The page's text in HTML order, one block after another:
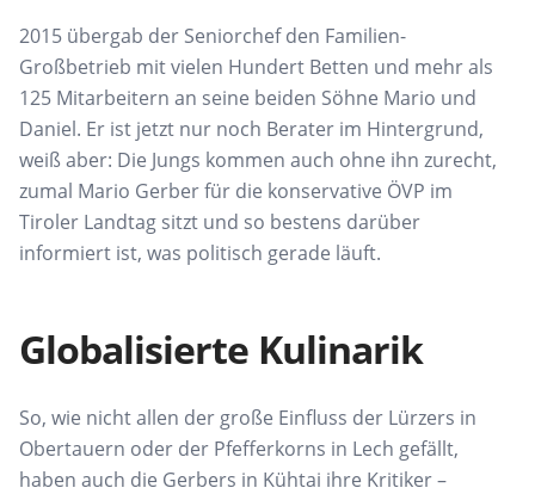
2015 übergab der Seniorchef den Familien-
Großbetrieb mit vielen Hundert Betten und mehr als
125 Mitarbeitern an seine beiden Söhne Mario und
Daniel. Er ist jetzt nur noch Berater im Hintergrund,
weiß aber: Die Jungs kommen auch ohne ihn zurecht,
zumal Mario Gerberfür die konservative ÖVP im
Tiroler Landtag sitzt und so bestens darüber
informiert ist, was politisch gerade läuft.
Globalisierte Kulinarik
So, wie nicht allen der große Einfluss der Lürzers in
Obertauern oder der Pfefferkorns in Lech gefällt,
haben auch die Gerbers in Kühtai ihre Kritiker –